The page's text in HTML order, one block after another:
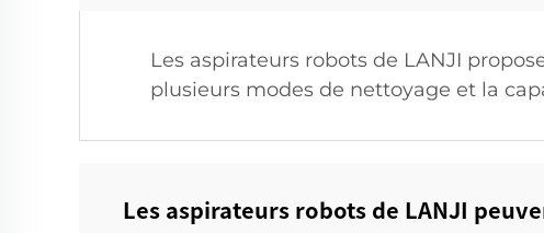
Les aspirateurs robots de LANJI
plusieurs modes de nettoyage et la
Les aspirateurs robots de LANJI